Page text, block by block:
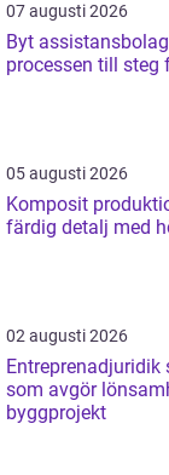
07 augusti 2026
Byt assistansbolag så går
processen till steg
05 augusti 2026
Komposit produktion från
färdig detalj med
02 augusti 2026
Entreprenadjuridik spelreglerna
som avgör
byggprojekt